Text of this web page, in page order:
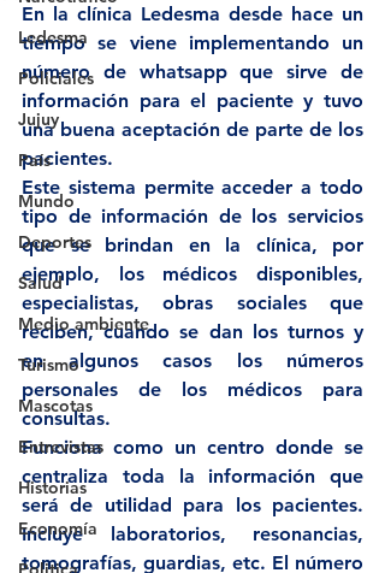
Ledesma
Policiales
Jujuy
País
Mundo
Deportes
Salud
Medio ambiente
Turismo
Mascotas
Entrevistas
Historias
Economía
En la clínica Ledesma desde hace un
tiempo se viene implementando un
número de whatsapp que sirve de
información para el paciente y tuvo
una buena aceptación de parte de los
pacientes.
Este sistema permite acceder a todo
tipo de información de los servicios
que se brindan en la clínica, por
ejemplo, los médicos disponibles,
especialistas, obras sociales que
reciben, cuando se dan los turnos y
en algunos casos los números
personales de los médicos para
consultas.
Funciona como un centro donde se
centraliza toda la información que
será de utilidad para los pacientes.
Incluye laboratorios, resonancias,
tomografías, guardias, etc. El número